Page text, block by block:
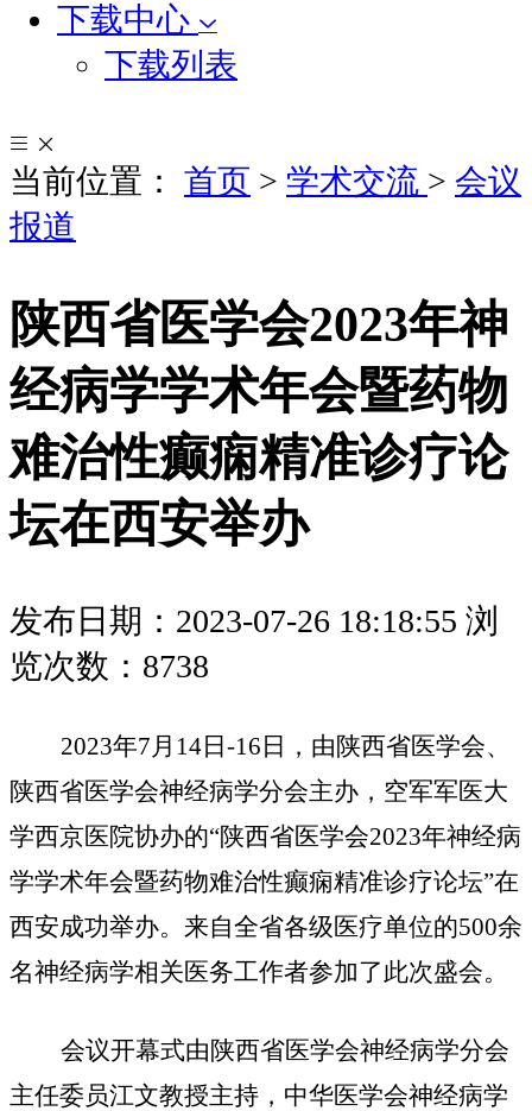
下载中心
下载列表
当前位置： 首页 > 学术交流 > 会议
报道
陕西省医学会2023年神
经病学学术年会暨药物
难治性癫痫精准诊疗论
坛在西安举办
发布日期：2023-07-26 18:18:55 浏
览次数：8738
2023年7月 14日 -16 日，由陕西省医学会、
陕西省医学会神经病学分会主办 ，空军军医大
学西京医院协办的“陕西省医学会2023年神经病
学学术年会暨药物难治性癫痫精准诊疗论坛”在
西安成功举办。 来自全省各级医疗单位的500余
名神经病学相关医务工作者参加了此次盛会。
会议开幕式由陕西省医学会神经病学分会
主任委员江文教授主持，中华医学会神经病学